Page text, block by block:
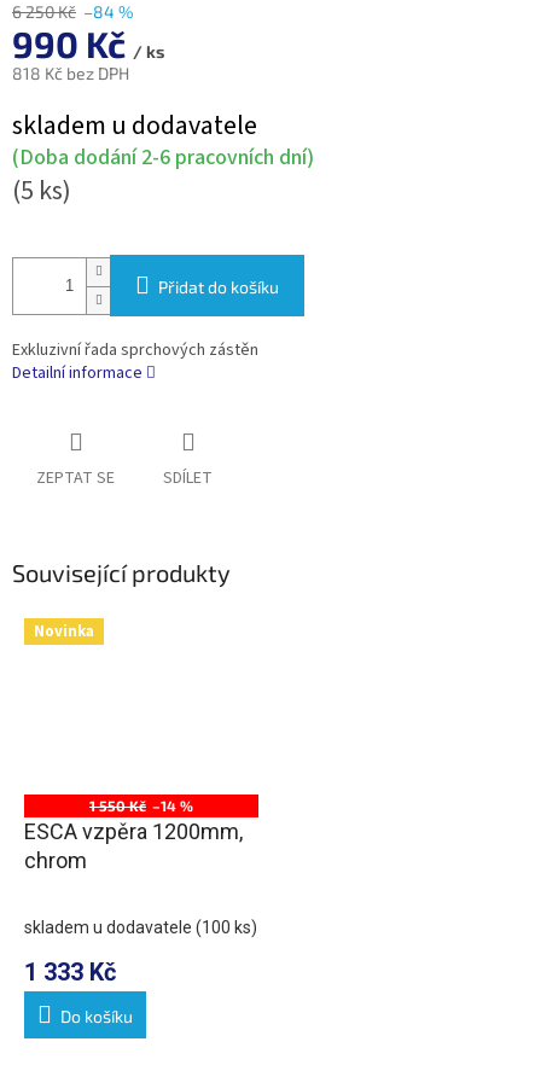
6 250 Kč –84 %
990 Kč / ks
818 Kč bez DPH
cena:
skladem u dodavatele
(Doba dodání 2-6 pracovních dní)
(5 ks)
Přidat do košíku
Exkluzivní řada sprchových zástěn
Detailní informace
ZEPTAT SE SDÍLET
Související produkty
Novinka
1 550 Kč –14 %
ESCA vzpěra 1200mm,
chrom
skladem u dodavatele (100 ks)
1 333 Kč
Do košíku